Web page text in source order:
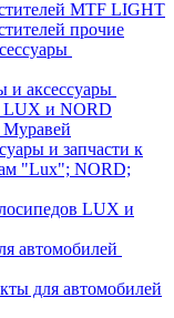
MTF LIGHT
прочие
и аксессуары
LUX и NORD
Муравей
и запчасти к
"Lux"; NORD;
LUX и
автомобилей
для автомобилей